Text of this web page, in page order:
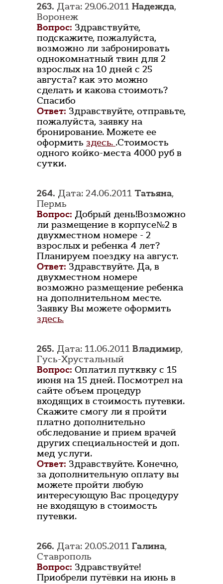
263. Дата: 29.06.2011 Надежда,
Воронеж
Вопрос: Здравствуйте,
подскажите, пожалуйста,
возможно ли забронировать
однокомнатный твин для 2
взрослых на 10 дней с 25
августа? как это можно
сделать и какова стоимоть?
Спасибо
Ответ: Здравствуйте, отправьте,
пожалуйста, заявку на
бронирование. Можете ее
оформить здесь. .Стоимость
одного койко-места 4000 руб в
сутки.
264. Дата: 24.06.2011 Татьяна,
Пермь
Вопрос: Добрый день!Возможно
ли размещение в корпусе№2 в
двухместном номере - 2
взрослых и ребенка 4 лет?
Планируем поездку на август.
Ответ: Здравствуйте. Да, в
двухместном номере
возможно размещение ребенка
на дополнительном месте.
Заявку Вы можете оформить
здесь.
265. Дата: 11.06.2011 Владимир,
Гусь-Хрустальный
Вопрос: Оплатил путквку с 15
июня на 15 дней. Посмотрел на
сайте объем процедур
входящих в стоимость путевки.
Скажите смогу ли я пройти
платно дополнительно
обследование и прием врачей
других специальностей и доп.
мед услуги.
Ответ: Здравствуйте. Конечно,
за дополнительную оплату вы
можете пройти любую
интересующую Вас процедуру
не входящую в стоимость
путевки.
266. Дата: 20.05.2011 Галина,
Ставрополь
Вопрос: Здравствуйте!
Приобрели путёвки на июнь в